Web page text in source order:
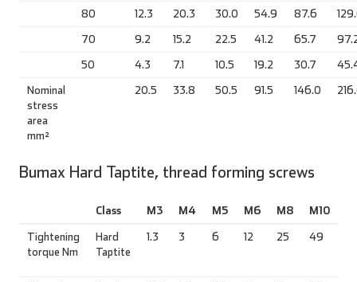
80 12.3 20.3 30.0 54.9 87.6
70 9.2 15.2 22.5 41.2 65.7
50 4.3 7.1 10.5 19.2 30.7
Nominal
stress
area
mm²
20.5 33.8 50.5 91.5 146.0
Bumax Hard Taptite, thread forming screws
Class M3 M4 M5 M6 M8 M10
Tightening
torque Nm
Hard
Taptite
1.3 3 6 12 25 49